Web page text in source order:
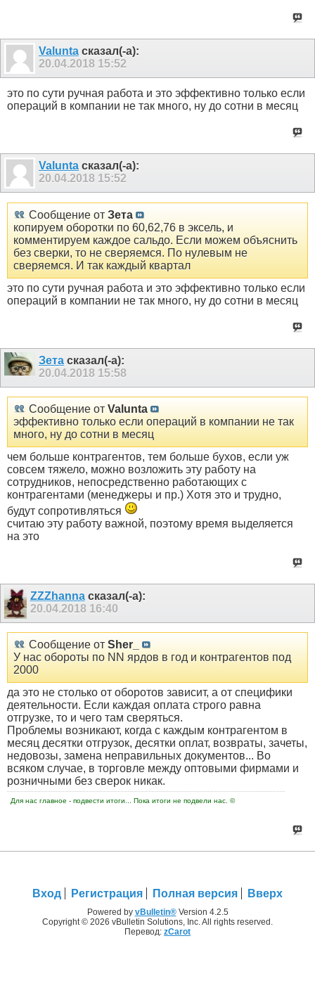
Valunta сказал(-а):
20.04.2018 15:52
это по сути ручная работа и это эффективно только если
операций в компании не так много, ну до сотни в месяц
Valunta сказал(-а):
20.04.2018 15:52
Сообщение от Зета
копируем оборотки по 60,62,76 в эксель, и
комментируем каждое сальдо. Если можем объяснить
без сверки, то не сверяемся. По нулевым не
сверяемся. И так каждый квартал
это по сути ручная работа и это эффективно только если
операций в компании не так много, ну до сотни в месяц
Зета сказал(-а):
20.04.2018 15:58
Сообщение от Valunta
эффективно только если операций в компании не так
много, ну до сотни в месяц
чем больше контрагентов, тем больше бухов, если уж
совсем тяжело, можно возложить эту работу на
сотрудников, непосредственно работающих с
контрагентами (менеджеры и пр.) Хотя это и трудно,
будут сопротивляться
считаю эту работу важной, поэтому время выделяется
на это
ZZZhannaсказал(-а):
20.04.2018 16:40
Сообщение от Sher_
У нас обороты по NN ярдов в год и контрагентов под
2000
да это не столько от оборотов зависит, а от специфики
деятельности. Если каждая оплата строго равна
отгрузке, то и чего там сверяться.
Проблемы возникают, когда с каждым контрагентом в
месяц десятки отгрузок, десятки оплат, возвраты, зачеты,
недовозы, замена неправильных документов... Во
всяком случае, в торговле между оптовыми фирмами и
розничными без сверок никак.
Для нас главное - подвести итоги... Пока итоги не подвели нас. ©
Вход Регистрация Полная версия Вверх
Powered by vBulletin®Version 4.2.5
Copyright © 2026 vBulletin Solutions, Inc. All rights reserved.
Перевод: zCarot